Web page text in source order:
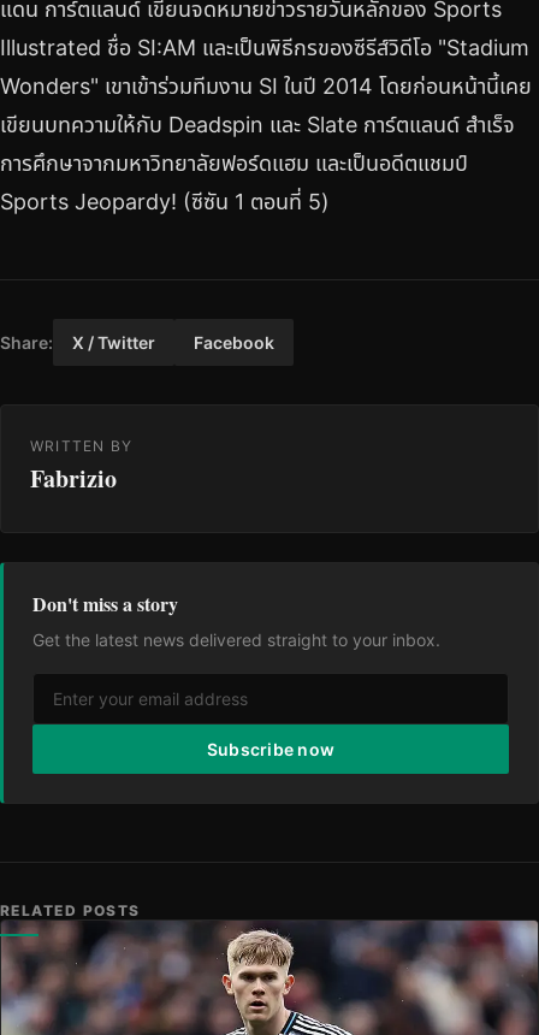
แดน การ์ตแลนด์ เขียนจดหมายข่าวรายวันหลักของ Sports
Illustrated ชื่อ SI:AM และเป็นพิธีกรของซีรีส์วิดีโอ "Stadium
Wonders" เขาเข้าร่วมทีมงาน SI ในปี 2014 โดยก่อนหน้านี้เคย
เขียนบทความให้กับ Deadspin และ Slate การ์ตแลนด์ สำเร็จ
การศึกษาจากมหาวิทยาลัยฟอร์ดแฮม และเป็นอดีตแชมป์
Sports Jeopardy! (ซีซัน 1 ตอนที่ 5)
Share: X / Twitter Facebook
WRITTEN BY
Fabrizio
Don't miss a story
Get the latest news delivered straight to your inbox.
Subscribe now
RELATED POSTS